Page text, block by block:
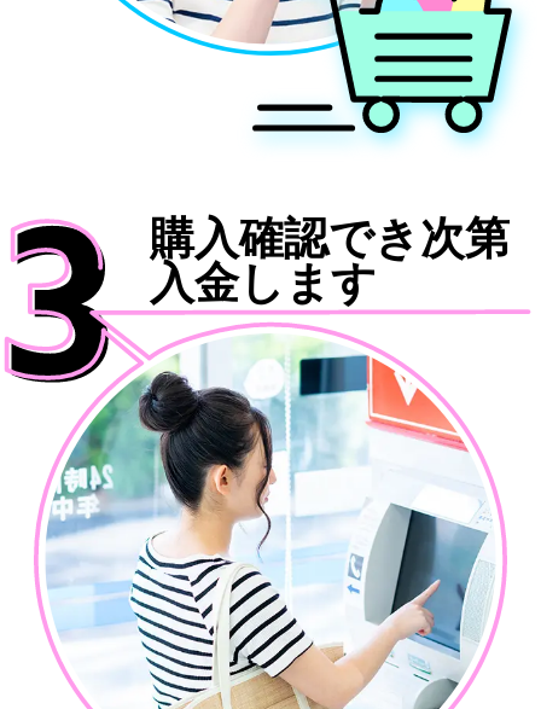
購入確認でき次第
入金します